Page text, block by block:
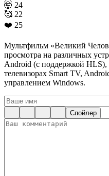
🤯 24
🥰 22
❤️ 25
Мультфильм «Великий
просмотра на различных
Android (с поддержкой HLS),
телевизорах Smart TV,
управлением Windows.
Спойлер